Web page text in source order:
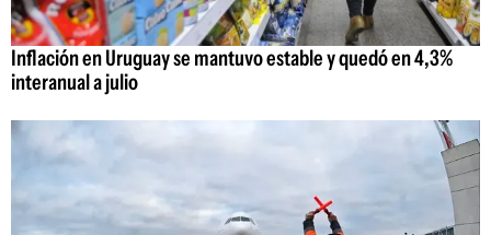
Inflación en Uruguay se mantuvo estable y quedó en 4,3%
interanual a julio